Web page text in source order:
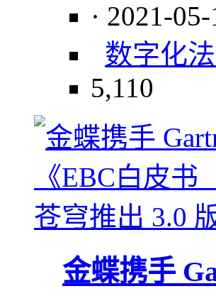
· 2021-
数字化
5,110
金蝶携手